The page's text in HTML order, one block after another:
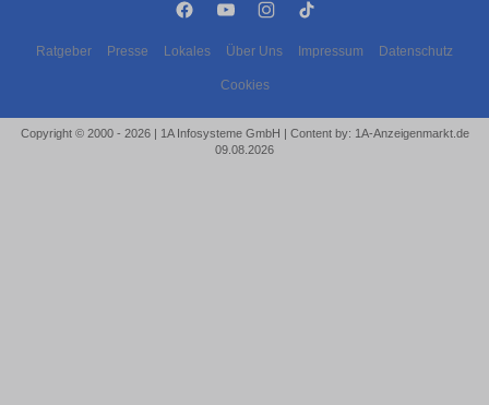
Ratgeber Presse Lokales Über Uns Impressum Datenschutz
Cookies
Copyright © 2000 - 2026 | 1A Infosysteme GmbH | Content by: 1A-Anzeigenmarkt.de
09.08.2026